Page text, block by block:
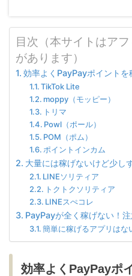
目次（本サイトはア
があります）
効率よくPayPayポイントを
TikTok Lite
moppy（モッピー）
トリマ
Powl（ポール）
POM（ポム）
ポイントインカム
大量には稼げないけど少し
LINEソリティア
トクトクソリティア
LINEスぺコレ
PayPayが全く稼げない！
簡単に稼げるアプリはな
効率よくPayPayポ